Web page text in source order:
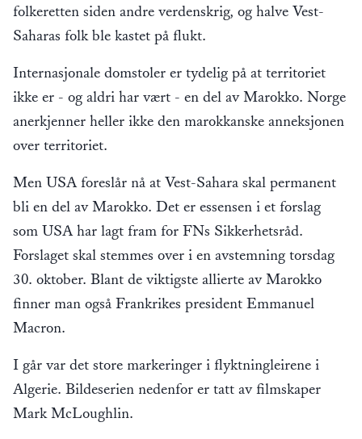
folkeretten siden andre verdenskrig, og halve Vest-
Saharas folk ble kastet på flukt.
Internasjonale domstoler er tydelig på at territoriet
ikke er - og aldri har vært - en del av Marokko. Norge
anerkjenner heller ikke den marokkanske anneksjonen
over territoriet.
Men USA foreslår nå at Vest-Sahara skal permanent
bli en del av Marokko. Det er essensen i et forslag
som USA har lagt fram for FNs Sikkerhetsråd.
Forslaget skal stemmes over i en avstemning torsdag
30. oktober. Blant de viktigste allierte av Marokko
finner man også Frankrikes president Emmanuel
Macron.
I går var det store markeringer i flyktningleirene i
Algerie. Bildeserien nedenfor er tatt av filmskaper
Mark McLoughlin.